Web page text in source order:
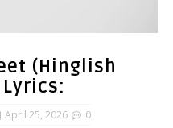
(Hinglish
April 25, 2026
0